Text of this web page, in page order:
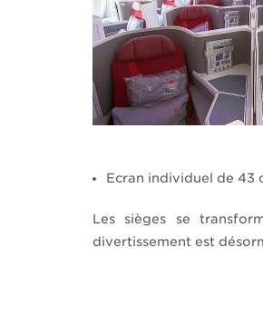
Ecran individuel de 43
Les sièges se
divertissement est